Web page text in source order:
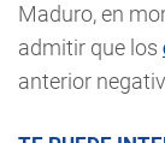
Maduro, en
admitir que los
anterior